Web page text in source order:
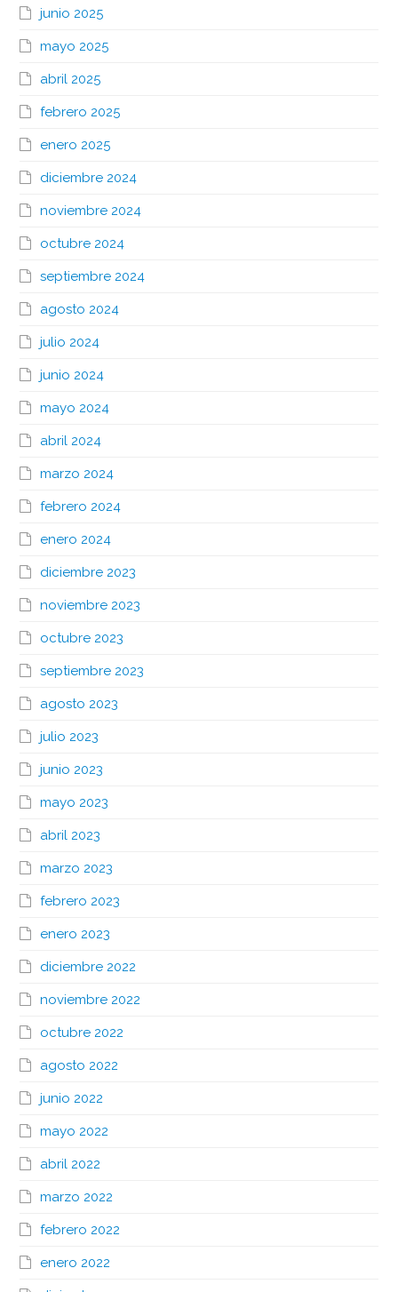
junio 2025
mayo 2025
abril 2025
febrero 2025
enero 2025
diciembre 2024
noviembre 2024
octubre 2024
septiembre 2024
agosto 2024
julio 2024
junio 2024
mayo 2024
abril 2024
marzo 2024
febrero 2024
enero 2024
diciembre 2023
noviembre 2023
octubre 2023
septiembre 2023
agosto 2023
julio 2023
junio 2023
mayo 2023
abril 2023
marzo 2023
febrero 2023
enero 2023
diciembre 2022
noviembre 2022
octubre 2022
agosto 2022
junio 2022
mayo 2022
abril 2022
marzo 2022
febrero 2022
enero 2022